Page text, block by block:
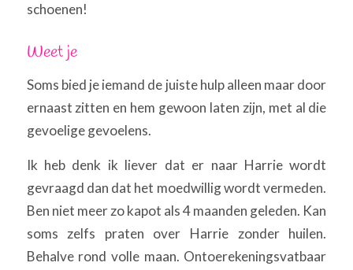
schoenen!
Weet je
Soms bied je iemand de juiste hulp alleen maar door
ernaast zitten en hem gewoon laten zijn, met al die
gevoelige gevoelens.
Ik heb denk ik liever dat er naar Harrie wordt
gevraagd dan dat het moedwillig wordt vermeden.
Ben niet meer zo kapot als 4 maanden geleden. Kan
soms zelfs praten over Harrie zonder huilen.
Behalve rond volle maan. Ontoerekeningsvatbaar